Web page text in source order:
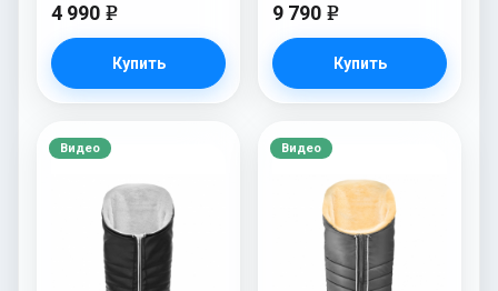
4 990 e
Купить
9 790 e
Купить
Видео Видео